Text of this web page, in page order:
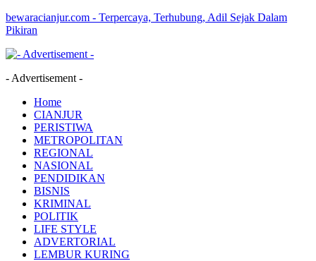
bewaracianjur.com - Terpercaya, Terhubung, Adil Sejak Dalam
Pikiran
- Advertisement -
Home
CIANJUR
PERISTIWA
METROPOLITAN
REGIONAL
NASIONAL
PENDIDIKAN
BISNIS
KRIMINAL
POLITIK
LIFE STYLE
ADVERTORIAL
LEMBUR KURING